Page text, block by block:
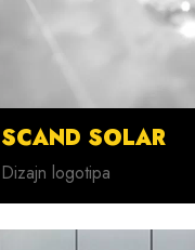
SCAND SOLAR
Dizajn logotipa